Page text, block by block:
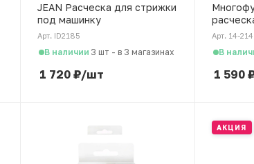
JEAN Расческа для стрижки
под машинку
Арт. ID2185
В наличии 3 шт - в 3 магазинах
1 720₽/шт
лиловый
Арт. 14-
В
1 590
АКЦИЯ